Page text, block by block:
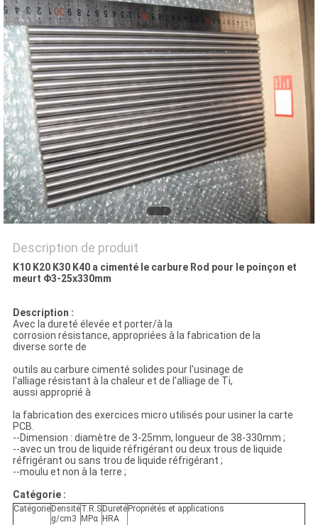
DEMANDEZ
UNE
CITATION
PLAN
DU
SITE
PRIVACY
POLICY
Description de produit
K10 K20 K30 K40 a cimenté le carbure Rod pour le poinçon et
meurt Φ3-25x330mm
Description :
Avec la dureté élevée et porter/à la
corrosion résistance, appropriées à la fabrication de la
diverse sorte de
outils au carbure cimenté solides pour l'usinage de
l'alliage résistant à la chaleur et de l'alliage de Ti,
aussi approprié à
la fabrication des exercices micro utilisés pour usiner la carte
PCB.
--Dimension : diamètre de 3-25mm, longueur de 38-330mm ;
--avec un trou de liquide réfrigérant ou deux trous de liquide
réfrigérant ou sans trou de liquide réfrigérant ;
--moulu et non à la terre ;
Catégorie :
Catégorie Densité
g/cm3
T.R.S
MPα
Dureté
HRA
Propriétés et applications